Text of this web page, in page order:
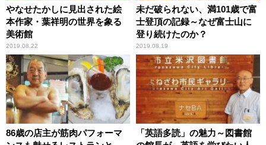
やなせたかしに見出された絵
本作家・葉祥明の世界を象る
美術館
2019.08.22
未だ破られない、満101歳で富
士登頂の記録～なぜ富士山に
登り続けたのか？
2019.08.19
86歳の店主が筋肉パフォーマ
「英語多読」の魅力～図書館